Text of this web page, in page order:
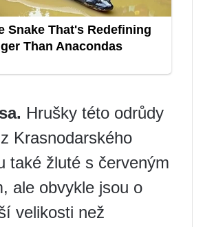
Hrušky této odrůdy
Krasnodarského
také žluté s červeným
ale obvykle jsou o
velikosti než